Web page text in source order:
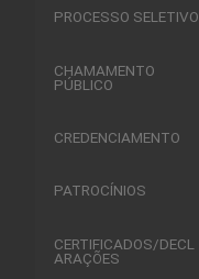
PROCESSO SELETIVO
CHAMAMENTO
PÚBLICO
CREDENCIAMENTO
PATROCÍNIOS
CERTIFICADOS/DECL
ARAÇÕES